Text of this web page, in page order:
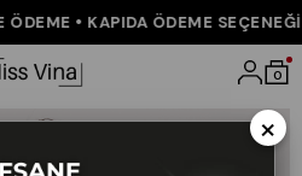
• KAPIDA ÖDEME SEÇENEĞİ
0
Oversize Gömlek 70039
×